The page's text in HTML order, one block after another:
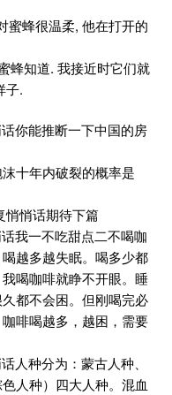
蜜蜂很温柔, 他在打开的
蜂知道. 我接近时它们就
子.
你能推断一下中国的房
十年内破裂的概率是
悄悄话期待下篇
我一不吃甜点二不喝咖
越多越失眠。喝多少都
喝咖啡就睁不开眼。睡
都不会困。但刚喝完必
啡喝越多，越困，需要
人种分为：蒙古人种、
人种）四大人种。混血